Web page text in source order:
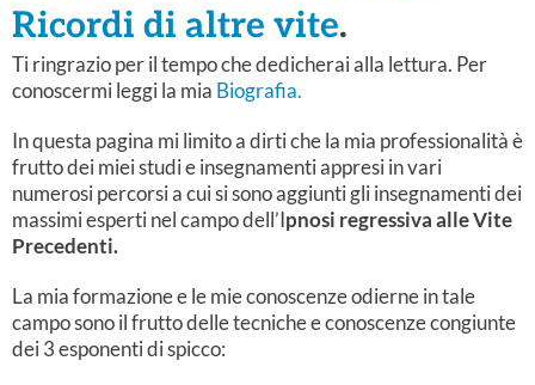
Ricordi di altre vite.
Ti ringrazio per il tempo che dedicherai alla lettura. Per
conoscermi leggi la mia Biografia.
In questa pagina mi limito a dirti che la mia professionalità è
frutto dei miei studi e insegnamenti appresi in vari
numerosi percorsi a cui si sono aggiunti gli insegnamenti dei
massimi esperti nel campo dell’Ipnosi regressiva alle Vite
Precedenti.
La mia formazione e le mie conoscenze odierne in tale
campo sono il frutto delle tecniche e conoscenze congiunte
dei 3 esponenti di spicco: